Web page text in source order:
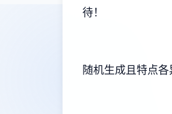
待！
随机生成且特点